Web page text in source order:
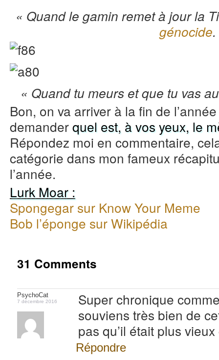
« Quand le gamin remet à jour la
génocide
« Quand tu meurs et que tu vas
Bon, on va arriver à la fin de
demanderquel est, à vos yeux, le
Répondez moi en commentaire,
catégorie dans mon fameux
l’année.
Lurk Moar :
Spongegar sur Know Your Meme
Bob l’éponge sur Wikipédia
31 Comments
PsychoCat
7 décembre 2016
Super chronique
souviens très bien de
pas qu’il était plus
Répondre